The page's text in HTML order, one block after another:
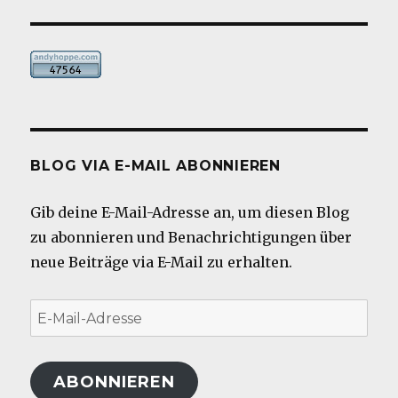
BLOG VIA E-MAIL ABONNIEREN
Gib deine E-Mail-Adresse an, um diesen Blog
zu abonnieren und Benachrichtigungen über
neue Beiträge via E-Mail zu erhalten.
E-
Mail-
Adresse
ABONNIEREN